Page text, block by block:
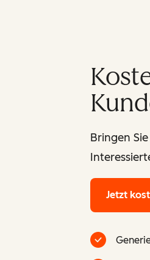
Bringen
Jetzt